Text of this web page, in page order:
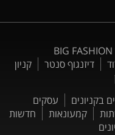
קניון BIG FASHION
דיזנגוף סנטר
קניון
בקניונים
עסקים
קמעונאות
חדשות